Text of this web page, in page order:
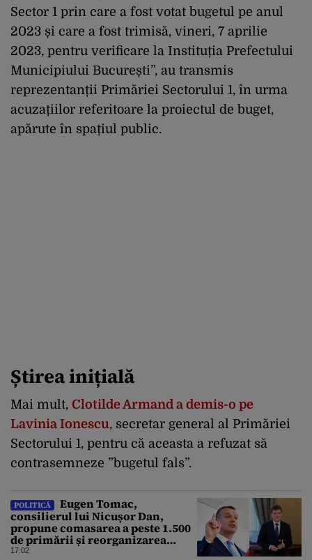
Sector 1 prin care a fost votat bugetul pe anul
2023 și care a fost trimisă, vineri, 7 aprilie
2023, pentru verificare la Instituția Prefectului
Municipiului București”, au transmis
reprezentanții Primăriei Sectorului 1, în urma
acuzațiilor referitoare la proiectul de buget,
apărute în spațiul public.
Știrea inițială
Mai mult, Clotilde Armand a demis-o pe
Lavinia Ionescu, secretar general al Primăriei
Sectorului 1, pentru că aceasta a refuzat să
contrasemneze ”bugetul fals”.
POLITICĂ
Eugen Tomac,
consilierul lui Nicușor Dan,
propune comasarea a peste 1.500
de primării și reorganizarea
administrativă a județelor
17:02